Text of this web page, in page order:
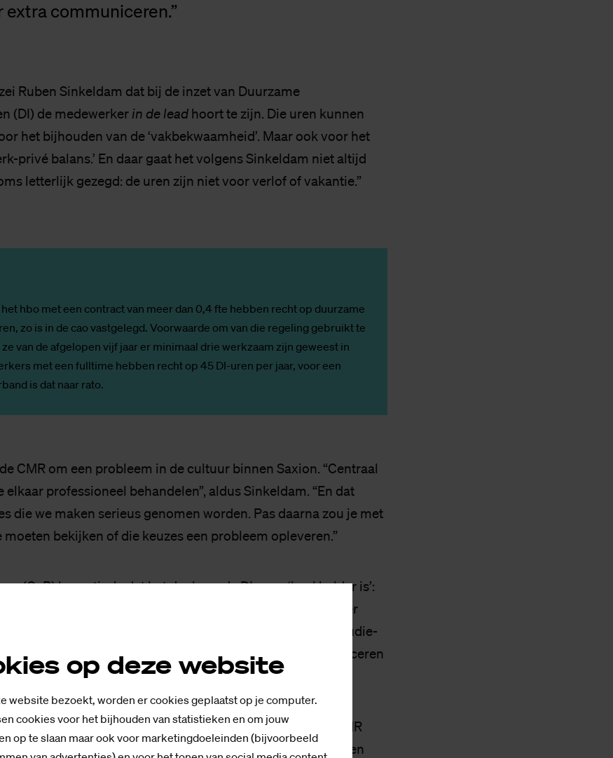
op deze website
website bezoekt, worden er cookies geplaatst op je computer.
cookies voor het bijhouden van statistieken en om jouw
op te slaan maar ook voor marketingdoeleinden (bijvoorbeeld
extra communiceren.”
Ruben Sinkeldam dat bij de inzet van Duurzame
(DI) de medewerker in de lead hoort te zijn. Die uren kunnen
het bijhouden van de ‘vakbekwaamheid’. Maar ook voor het
privé balans.’ En daar gaat het volgens Sinkeldam niet altijd
letterlijk gezegd: de uren zijn niet voor verlof of vakantie.”
hbo met een contract van meer dan 0,4 fte hebben recht op duurzame
zo is in de cao vastgelegd. Voorwaarde om van die regeling gebruikt te
van de afgelopen vijf jaar er minimaal drie werkzaam zijn geweest in
met een fulltime hebben recht op 45 DI-uren per jaar, voor een
is dat naar rato.
CMR om een probleem in de cultuur binnen Saxion. “Centraal
elkaar professioneel behandelen”, aldus Sinkeldam. “En dat
die we maken serieus genomen worden. Pas daarna zou je met
bekijken of die keuzes een probleem opleveren.”
(CvB) bevestigde dat het doel van de DI-uren ‘heel helder is’:
naar eigen inzicht, zeker ook in deze tijd waarin mensen er
zitten.” Dat is anders met het aanvragen van verlof of studie-
zegde toe dat Saxion extra en helder zal communiceren
de bedoeling daarvan.
terug op de mentaliteitsverandering, die volgens de CMR
dat concreet met een eigen ervaring. Hij wilde in België een